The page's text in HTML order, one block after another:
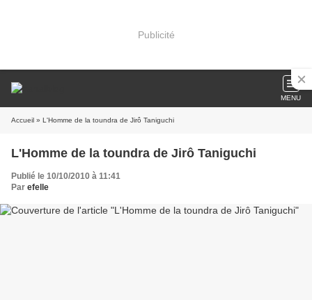
Publicité
MENU
Accueil » L'Homme de la toundra de Jirô Taniguchi
L'Homme de la toundra de Jirô Taniguchi
Publié le 10/10/2010 à 11:41
Par efelle